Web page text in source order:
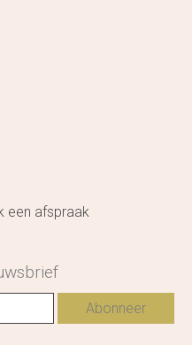
een afspraak
Abonneer